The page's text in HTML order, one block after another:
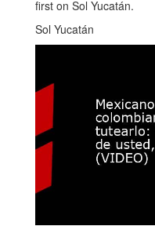
first on Sol Yucatán.
Sol Yucatán